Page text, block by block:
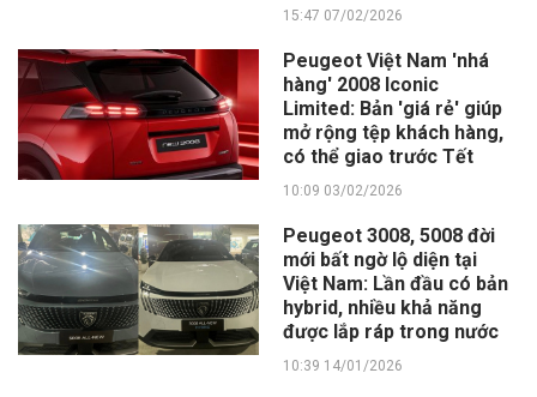
15:47 07/02/2026
Peugeot Việt Nam 'nhá
hàng' 2008 Iconic
Limited: Bản 'giá rẻ' giúp
mở rộng tệp khách hàng,
có thể giao trước Tết
10:09 03/02/2026
Peugeot 3008, 5008 đời
mới bất ngờ lộ diện tại
Việt Nam: Lần đầu có bản
hybrid, nhiều khả năng
được lắp ráp trong nước
10:39 14/01/2026